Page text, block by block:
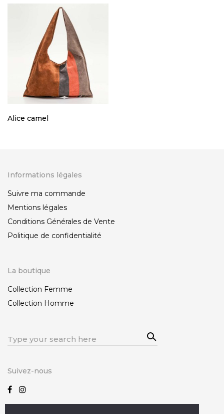
Alice camel
Informations légales
Suivre ma commande
Mentions légales
Conditions Générales de Vente
Politique de confidentialité
La boutique
Collection Femme
Collection Homme
Search
Sea
rch
Suivez-nous